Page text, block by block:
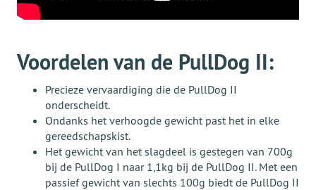
Voordelen van de PullDog II:
Precieze vervaardiging die de PullDog II
onderscheidt.
Ondanks het verhoogde gewicht past het in elke
gereedschapskist.
Het gewicht van het slagdeel is gestegen van 700g
bij de PullDog I naar 1,1kg bij de PullDog II. Met een
passief gewicht van slechts 100g biedt de PullDog II